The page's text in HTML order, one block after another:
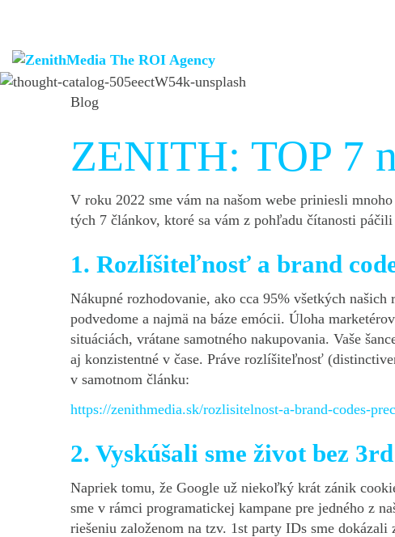
Blog
ZENITH: TOP 7
V roku 2022 sme vám na našom webe priniesli
tých 7 článkov, ktoré sa vám z pohľadu čítanosti
1. Rozlíšiteľnosť a brand
Nákupné rozhodovanie, ako cca 95% všetkých
podvedome a najmä na báze emócii. Úloha
situáciách, vrátane samotného nakupovania. Vaše
aj konzistentné v čase. Práve rozlíšiteľnosť
v samotnom článku:
https://zenithmedia.sk/rozlisitelnost-a-brand-codes-
2. Vyskúšali sme život bez
Napriek tomu, že Google už niekoľký krát zánik
sme v rámci programatickej kampane pre jedného z
riešeniu založenom na tzv. 1st party IDs sme